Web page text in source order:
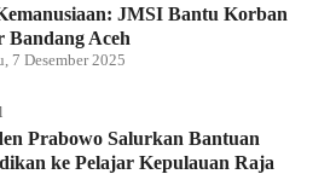
JMSI Bantu Korban
Bandang Aceh
7 Desember 2025
Prabowo Salurkan Bantuan
ke Pelajar Kepulauan Raja